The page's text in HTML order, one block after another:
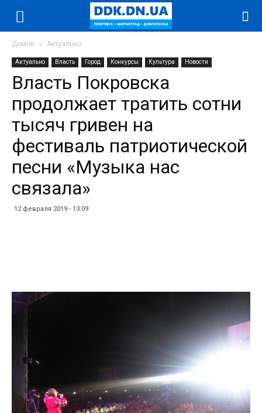
Домой Актуально
Актуально Власть Город Конкурсы Культура Новости
Власть Покровска
продолжает тратить сотни
тысяч гривен на
фестиваль патриотической
песни «Музыка нас
связала»
12 февраля 2019 - 13:09